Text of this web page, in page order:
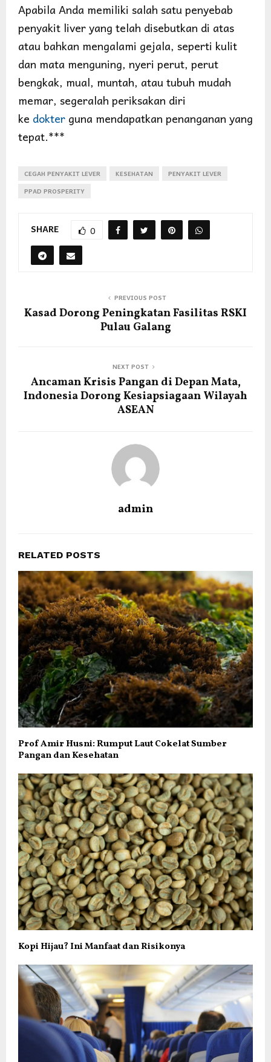
Apabila Anda memiliki salah satu penyebab
penyakit liver yang telah disebutkan di atas
atau bahkan mengalami gejala, seperti kulit
dan mata menguning, nyeri perut, perut
bengkak, mual, muntah, atau tubuh mudah
memar, segeralah periksakan diri
ke dokter guna mendapatkan penanganan yang
tepat.***
CEGAH PENYAKIT LEVER KESEHATAN
PENYAKIT LEVER
PPAD PROSPERITY
SHARE 0
PREVIOUS POST
Kasad Dorong Peningkatan Fasilitas RSKI
Pulau Galang
NEXT POST
Ancaman Krisis Pangan di Depan Mata,
Indonesia Dorong Kesiapsiagaan Wilayah
ASEAN
admin
RELATED POSTS
Prof Amir Husni: Rumput Laut Cokelat Sumber
Pangan dan Kesehatan
Kopi Hijau? Ini Manfaat dan Risikonya